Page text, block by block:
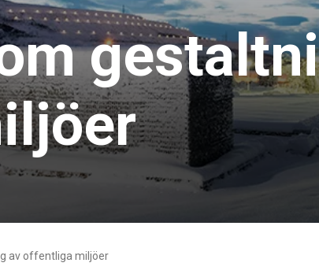
av offentliga miljöer